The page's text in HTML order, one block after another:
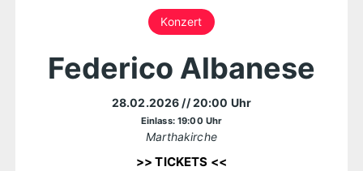
Konzert
Federico Albanese
28.02.2026 // 20:00 Uhr
Einlass: 19:00 Uhr
Marthakirche
>> TICKETS <<